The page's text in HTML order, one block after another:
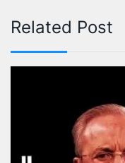
Related Post